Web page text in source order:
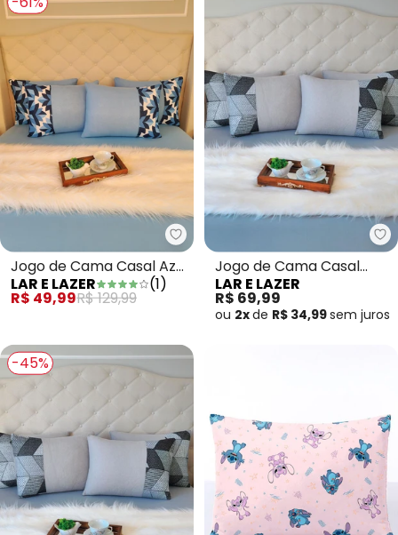
-61%
Lar e Lazer - Jogo de Cama
Jogo de Cama Casal Azul
3 Peças
LAR E LAZER (1)
R$ 49,99R$ 129,99
Jogo de Cama Casal
Cinza 3 Peças
LAR E LAZER
R$ 69,99
ou 2x de R$ 34,99 semjuros
-45%